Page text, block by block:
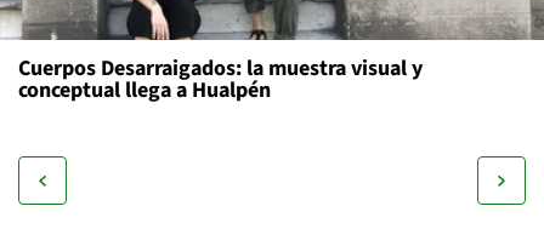
Cuerpos Desarraigados: la muestra visual y
conceptual llega a Hualpén